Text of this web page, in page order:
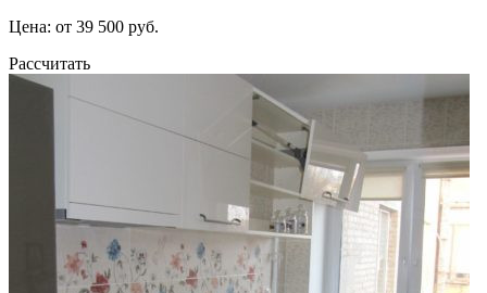
Цена: от 39 500 руб.
Рассчитать